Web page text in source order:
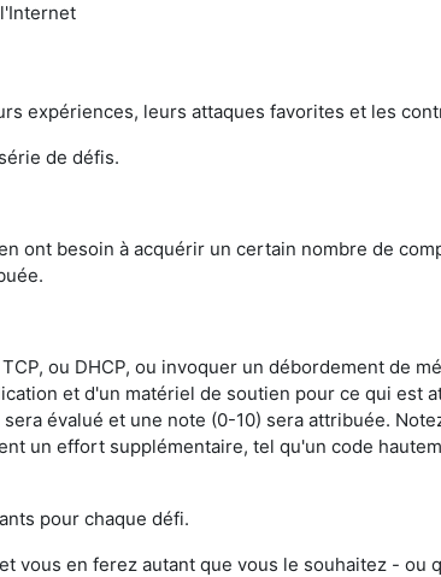
expériences, leurs attaques favorites et les
de défis.
ont besoin à acquérir un certain nombre de
ou DHCP, ou invoquer un débordement de
et d'un matériel de soutien pour ce qui est
évalué et une note (0-10) sera attribuée.
un effort supplémentaire, tel qu'un code
pour chaque défi.
en ferez autant que vous le souhaitez - ou